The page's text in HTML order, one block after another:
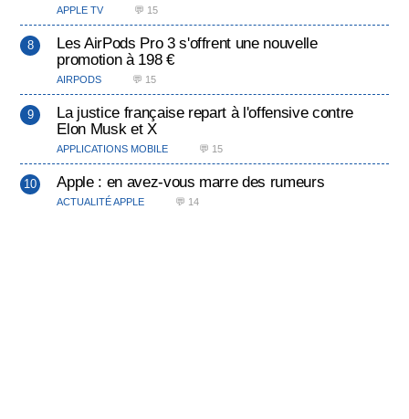
APPLE TV 💬 15
Les AirPods Pro 3 s'offrent une nouvelle
promotion à 198 €
AIRPODS 💬 15
La justice française repart à l'offensive contre
Elon Musk et X
APPLICATIONS MOBILE 💬 15
Apple : en avez-vous marre des rumeurs
ACTUALITÉ APPLE 💬 14